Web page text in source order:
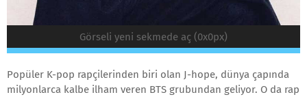
Görseli yeni sekmede aç (0x0px)
Popüler K-pop rapçilerinden biri olan J-hope, dünya çapında
milyonlarca kalbe ilham veren BTS grubundan geliyor. O da rap